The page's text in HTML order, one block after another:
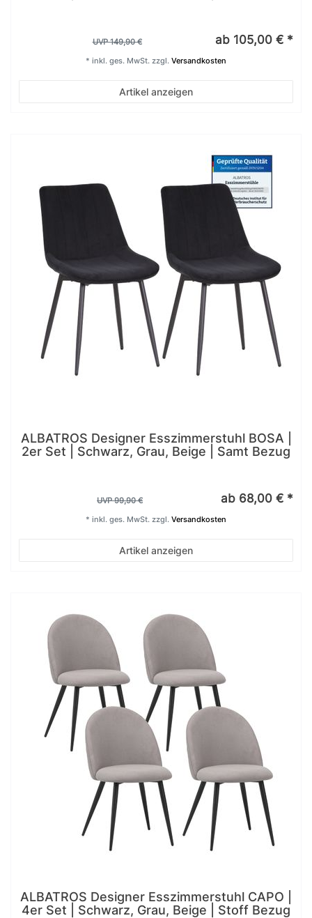
UVP 149,90 € ab 105,00 € *
Artikel anzeigen
* inkl. ges. MwSt. zzgl. Versandkosten
ALBATROS Designer Esszimmerstuhl BOSA |
2er Set | Schwarz, Grau, Beige | Samt Bezug
UVP 99,90 € ab 68,00 € *
Artikel anzeigen
* inkl. ges. MwSt. zzgl. Versandkosten
ALBATROS Designer Esszimmerstuhl CAPO |
4er Set | Schwarz, Grau, Beige | Stoff Bezug